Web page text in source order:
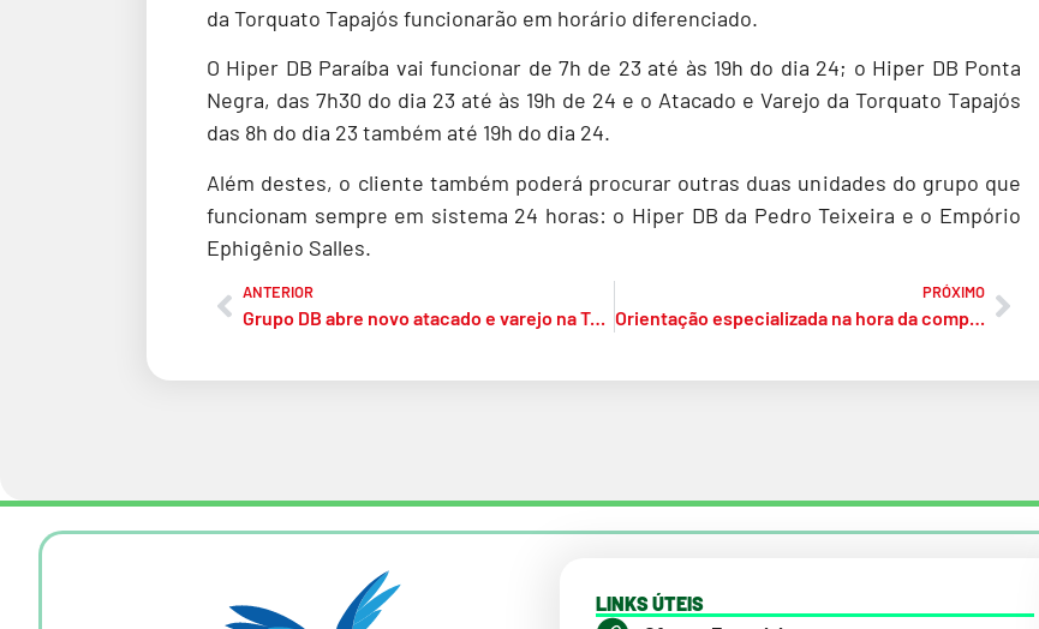
da Torquato Tapajós funcionarão em horário diferenciado.
O Hiper DB Paraíba vai funcionar de 7h de 23 até às 19h do dia 24; o Hiper DB Ponta
Negra, das 7h30 do dia 23 até às 19h de 24 e o Atacado e Varejo da Torquato Tapajós
das 8h do dia 23 também até 19h do dia 24.
Além destes, o cliente também poderá procurar outras duas unidades do grupo que
funcionam sempre em sistema 24 horas: o Hiper DB da Pedro Teixeira e o Empório
Ephigênio Salles.
ANTERIOR
Grupo DB abre novo atacado e varejo na Torquato Tapajós e totaliza mais de R$ 100 milhões de investimentos em 2024
PRÓXIMO
Orientação especializada na hora da compra de cortes de carnes pode ser o diferencial nas receitas
LINKS ÚTEIS